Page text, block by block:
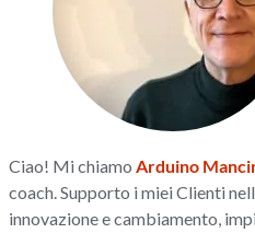
Ciao! Mi chiamoArduino
coach. Supporto i miei Clienti
innovazione e cambiamento,